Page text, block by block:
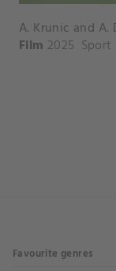
Film 2025 Sport
Favourite genres